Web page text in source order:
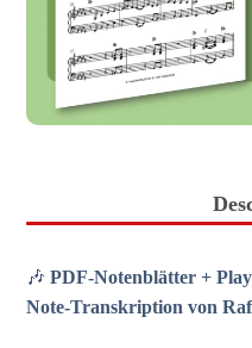
🎶PDF-Notenblätter +
Note-Transkription von